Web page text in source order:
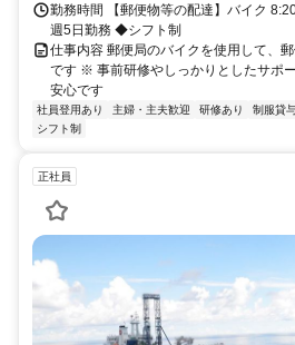
勤務時間 【郵便物等の配達】バイク
週5日勤務 ◆シフト制
仕事内容 郵便局のバイクを使用して、
です ※ 事前研修やしっかりとしたサポ
安心です
社員登用あり 主婦・主夫歓迎 研修あり 制服貸
シフト制
正社員